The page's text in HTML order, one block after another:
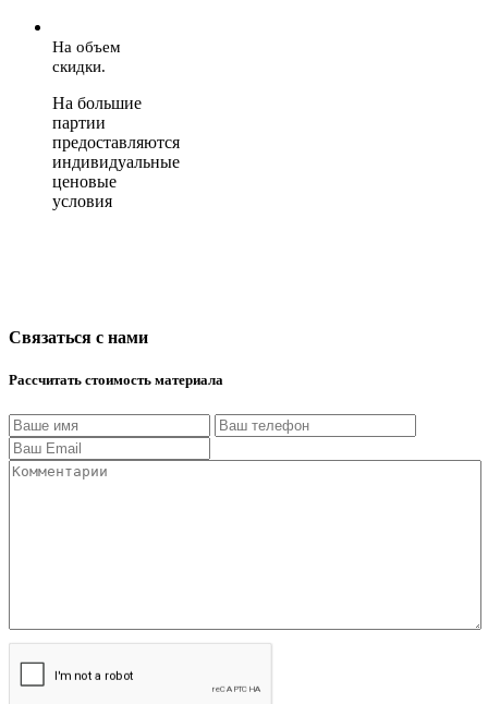
На объем
скидки.
На большие
партии
предоставляются
индивидуальные
ценовые
условия
Связаться с нами
Рассчитать стоимость материала